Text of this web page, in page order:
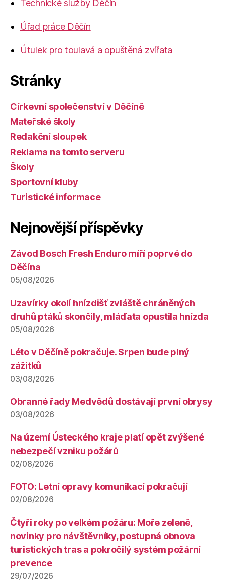
Technické služby Děčín
Úřad práce Děčín
Útulek pro toulavá a opuštěná zvířata
Stránky
Církevní společenství v Děčíně
Mateřské školy
Redakční sloupek
Reklama na tomto serveru
Školy
Sportovní kluby
Turistické informace
Nejnovější příspěvky
Závod Bosch Fresh Enduro míří poprvé do
Děčína
05/08/2026
Uzavírky okolí hnízdišť zvláště chráněných
druhů ptáků skončily, mláďata opustila hnízda
05/08/2026
Léto v Děčíně pokračuje. Srpen bude plný
zážitků
03/08/2026
Obranné řady Medvědů dostávají první obrysy
03/08/2026
Na území Ústeckého kraje platí opět zvýšené
nebezpečí vzniku požárů
02/08/2026
FOTO: Letní opravy komunikací pokračují
02/08/2026
Čtyři roky po velkém požáru: Moře zeleně,
novinky pro návštěvníky, postupná obnova
turistických tras a pokročilý systém požární
prevence
29/07/2026